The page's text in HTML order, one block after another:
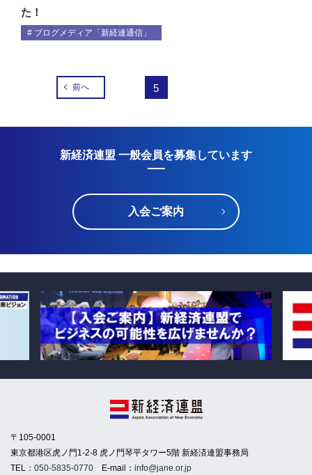
た！
ブログメディア「新経連通信」
前へ 5
新経済連盟 一般会員を募集しています
入会ご案内
〒105-0001
東京都港区虎ノ門1-2-8 虎ノ門琴平タワー5階 新経済連盟事務局
TEL： 050-5835-0770 E-mail： info@jane.or.jp